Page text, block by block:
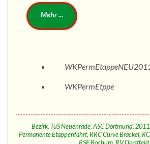
WKPermEtppe
Bezirk,TuS Neuenrade,ASC Dortmund, 2011,
Permanente Etappenfahrt,RRC Curve Brackel,